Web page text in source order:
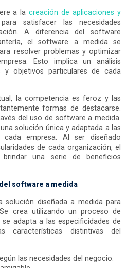
a lacreación de aplicaciones y
satisfacer las necesidades
A diferencia del software
el software a medida se
resolver problemas y optimizar
Esto implica un análisis
y objetivos particulares de cada
la competencia es feroz y las
formas de destacarse.
del uso de software a medida.
solución única y adaptada a las
cada empresa. Al ser diseñado
de cada organización, el
una serie de beneficios
software a medida
solución diseñada a medida para
crea utilizando un proceso de
adapta a las especificidades de
características distintivas del
las necesidades del negocio.